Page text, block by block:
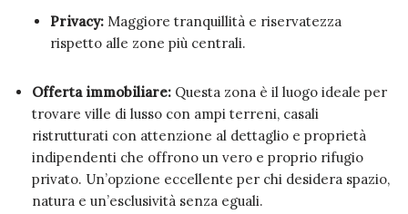
Privacy: Maggiore tranquillità e riservatezza
rispetto alle zone più centrali.
Offerta immobiliare: Questa zona è il luogo ideale per
trovare ville di lusso con ampi terreni, casali
ristrutturati con attenzione al dettaglio e proprietà
indipendenti che offrono un vero e proprio rifugio
privato. Un’opzione eccellente per chi desidera spazio,
natura e un’esclusività senza eguali.